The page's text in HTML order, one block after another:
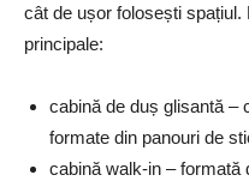
cât de ușor folosești
principale:
cabină de duș glisantă –
formate din panouri de
cabină walk-in – formată